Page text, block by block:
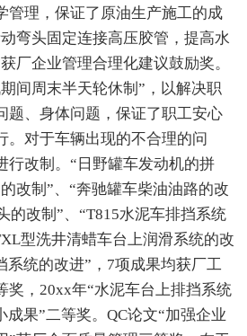
管理，保证了原油生产施工的成
弯头固定连接高压胶管，提高水
厂企业管理合理化建议鼓励奖。
间周末半天轮休制”，以解决职
题、身体问题，保证了职工安心
。对于车辆出现的不合理的问
行改制。“日野罐车发动机的拼
改制”、“奔驰罐车柴油油路的改
的改制”、“T815水泥车排挡系统
型洗井清蜡车台上润滑系统的改
系统的改进”，7项成果均获厂工
奖，20xx年“水泥车台上排挡系统
成果”二等奖。QC论文“加强企业